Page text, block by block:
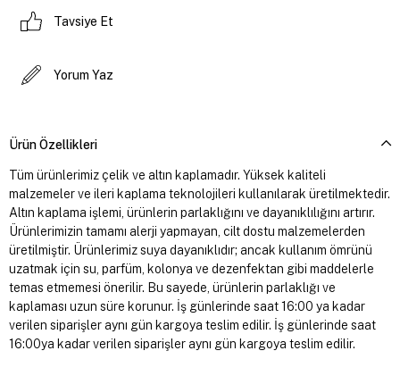
Tavsiye Et
Yorum Yaz
Ürün Özellikleri
Tüm ürünlerimiz çelik ve altın kaplamadır. Yüksek kaliteli
malzemeler ve ileri kaplama teknolojileri kullanılarak üretilmektedir.
Altın kaplama işlemi, ürünlerin parlaklığını ve dayanıklılığını artırır.
Ürünlerimizin tamamı alerji yapmayan, cilt dostu malzemelerden
üretilmiştir. Ürünlerimiz suya dayanıklıdır; ancak kullanım ömrünü
uzatmak için su, parfüm, kolonya ve dezenfektan gibi maddelerle
temas etmemesi önerilir. Bu sayede, ürünlerin parlaklığı ve
kaplaması uzun süre korunur. İş günlerinde saat 16:00 ya kadar
verilen siparişler aynı gün kargoya teslim edilir. İş günlerinde saat
16:00ya kadar verilen siparişler aynı gün kargoya teslim edilir.